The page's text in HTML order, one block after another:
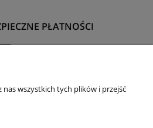
PŁATNOŚCI
wszystkich tych plików i przejść